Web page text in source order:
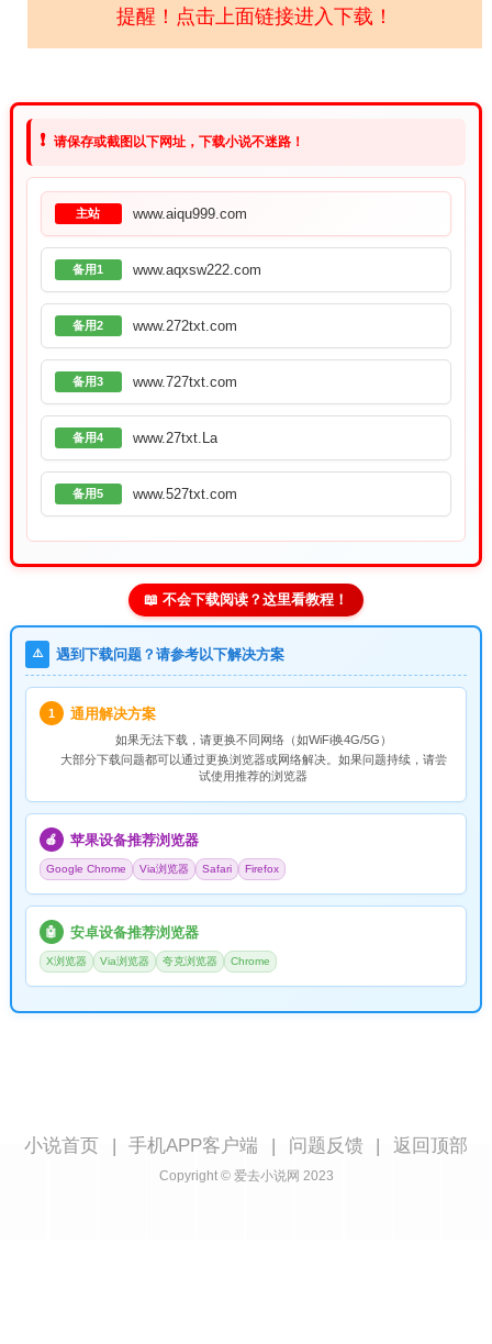
提醒！点击上面链接进入下载！
❗ 请保存或截图以下网址，下载小说不迷路！
主站 www.aiqu999.com
备用1 www.aqxsw222.com
备用2 www.272txt.com
备用3 www.727txt.com
备用4 www.27txt.La
备用5 www.527txt.com
📖 不会下载阅读？这里看教程！
⚠️ 遇到下载问题？请参考以下解决方案
1 通用解决方案
如果无法下载，请更换不同网络（如WiFi换4G/5G）
大部分下载问题都可以通过更换浏览器或网络解决。如果问题持续，请尝
试使用推荐的浏览器
🍎 苹果设备推荐浏览器
Google Chrome Via浏览器 Safari Firefox
🤖 安卓设备推荐浏览器
X浏览器 Via浏览器 夸克浏览器 Chrome
小说首页 手机APP客户端 问题反馈 返回顶部
Copyright © 爱去小说网 2023